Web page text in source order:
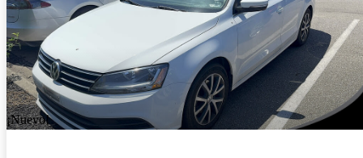
¡Nuevo!